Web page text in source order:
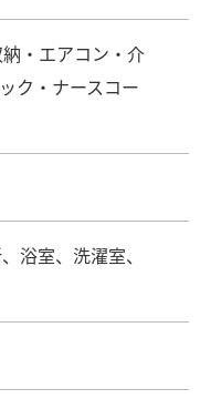
・エアコン・介
ク・ナースコー
浴室、洗濯室、